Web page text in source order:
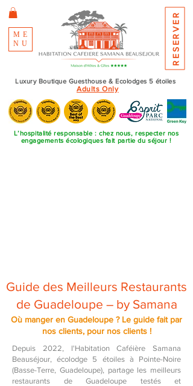
ME
NU
Luxury Boutique Guesthouse & Ecolodges 5 étoiles
Adults Only
RESERVER
L’hospitalité responsable : chez nous, respecter nos
engagements écologiques fait partie du séjour !
Guide des Meilleurs Restaurants
de Guadeloupe – by Samana
Où manger en Guadeloupe ? Le guide fait par
nos clients, pour nos clients !
Depuis 2022, l'Habitation Caféière Samana
Beauséjour, écolodge 5 étoiles à Pointe-Noire
(Basse-Terre, Guadeloupe), partage les meilleurs
restaurants de Guadeloupe testés et